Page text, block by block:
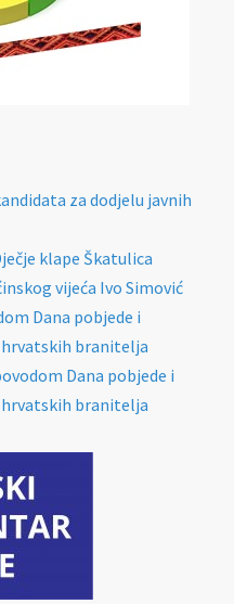
za dodjelu javnih
klape Škatulica
vijeća Ivo Simović
Dana pobjede i
branitelja
Dana pobjede i
branitelja